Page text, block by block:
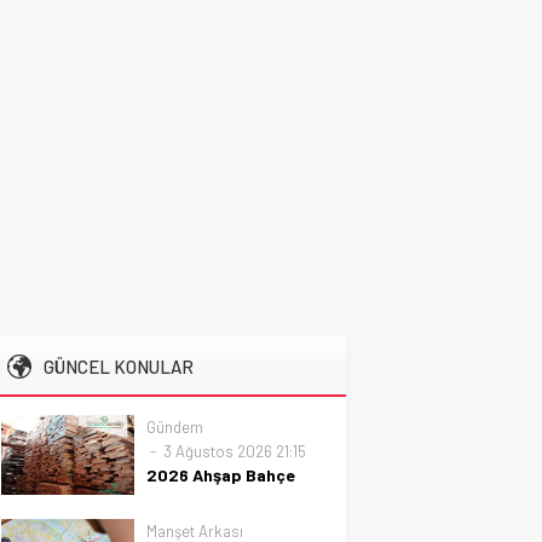
GÜNCEL KONULAR
Gündem
3 Ağustos 2026 21:15
2026 Ahşap Bahçe
Trendleri: Doğal ve
Manşet Arkası